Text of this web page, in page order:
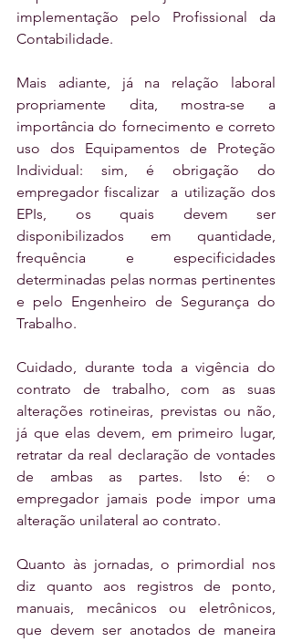
implementação pelo Profissional da
Contabilidade.
Mais adiante, já na relação laboral
propriamente dita, mostra-se a
importância do fornecimento e correto
uso dos Equipamentos de Proteção
Individual: sim, é obrigação do
empregador fiscalizar  a utilização dos
EPIs, os quais devem ser
disponibilizados em quantidade,
frequência e especificidades
determinadas pelas normas pertinentes
e pelo Engenheiro de Segurança do
Trabalho.
Cuidado, durante toda a vigência do
contrato de trabalho, com as suas
alterações rotineiras, previstas ou não,
já que elas devem, em primeiro lugar,
retratar da real declaração de vontades
de ambas as partes. Isto é: o
empregador jamais pode impor uma
alteração unilateral ao contrato.
Quanto às jornadas, o primordial nos
manuais, mecânicos ou eletrônicos,
que devem ser anotados de maneira